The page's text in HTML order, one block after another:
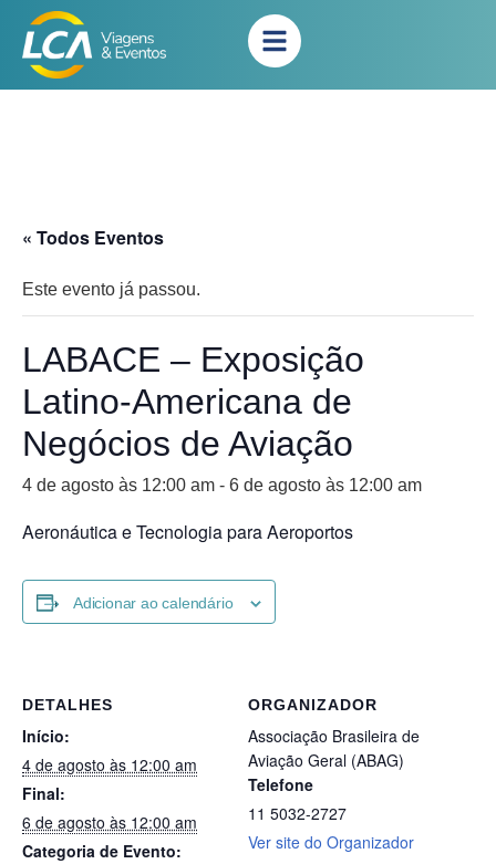
« Todos Eventos
Este evento já passou.
LABACE – Exposição
Latino-Americana de
Negócios de Aviação
4 de agosto às 12:00 am - 6 de agosto às 12:00 am
Aeronáutica e Tecnologia para Aeroportos
Adicionar ao calendário
DETALHES
Início:
4 de agosto às 12:00 am
Final:
6 de agosto às 12:00 am
Categoria de Evento:
ORGANIZADOR
Associação Brasileira de
Aviação Geral (ABAG)
Telefone
11 5032-2727
Ver site do Organizador